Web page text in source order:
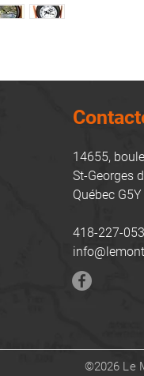
14655,
St-Georges
Québec
418-227-
©2026 Le